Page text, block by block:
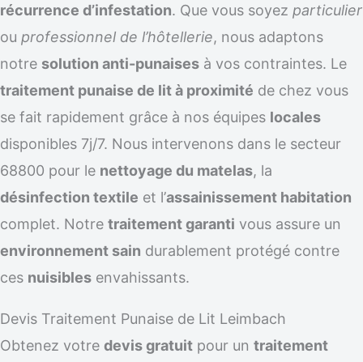
récurrence d’infestation. Que vous soyez particulier
ou professionnel de l’hôtellerie, nous adaptons
notre solution anti-punaises à vos contraintes. Le
traitement punaise de lit à proximité de chez vous
se fait rapidement grâce à nos équipes locales
disponibles 7j/7. Nous intervenons dans le secteur
68800 pour le nettoyage du matelas, la
désinfection textile et l’assainissement habitation
complet. Notre traitement garanti vous assure un
environnement sain durablement protégé contre
ces nuisibles envahissants.
Devis Traitement Punaise de Lit Leimbach
Obtenez votre devis gratuit pour un traitement